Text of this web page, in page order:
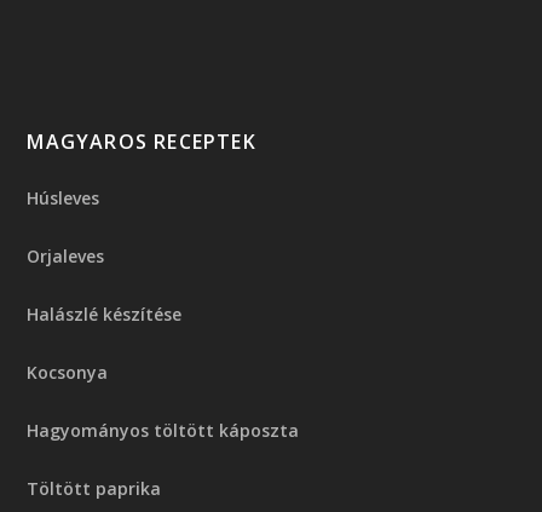
MAGYAROS RECEPTEK
Húsleves
Orjaleves
Halászlé készítése
Kocsonya
Hagyományos töltött káposzta
Töltött paprika